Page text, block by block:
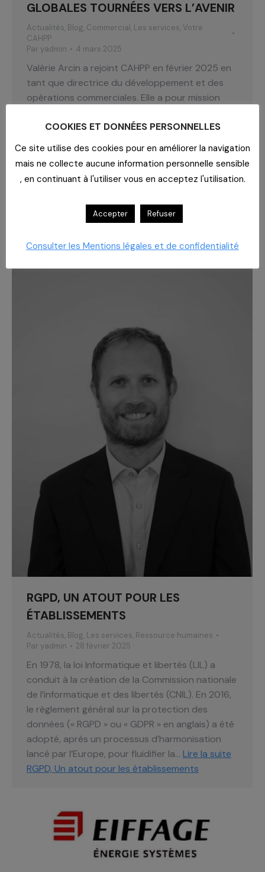
GLOBALES TOURNÉES VERS L’AVENIR
Actualités, Blog, Commercial, Les services, Votre
CAHPP
Par yadmin 4 mars 2025
Valérie Arcin a rejoint CAHPP en février 2025 en
tant que directrice du développement et des
opérations commerciales. Elle a pour mission
stratégiques de la société au niveau du
développement et des opérations commerciales
avec l’ensemble de l’équipe commerciale.
Diplômée d’un doctorat en pharmacie de la
Lire la suite
RGPD, UN ATOUT POUR LES
ÉTABLISSEMENTS
Actualités, Blog, Les services, Ressource humaines
Par yadmin 28 février 2025
En 1978, la loi Informatique et libertés (LIL) a
conduit à la création de la Commission nationale
de l’informatique et des libertés (CNIL). En 2016,
le règlement général sur la protection des
données (« RGPD » ou « GDPR » en anglais) a été
adopté, après un processus d’harmonisation
lancé par l’Europe, pour fluidifier la… Lire la suite
RGPD, Un atout pour les établissements
COOKIES ET DONNÉES PERSONNELLES
Ce site utilise des cookies pour en améliorer la navigation
mais ne collecte aucune information personnelle sensible
, en continuant à l'utiliser vous en acceptez l'utilisation.
Accepter Refuser
Consulter les Mentions légales et de confidentialité